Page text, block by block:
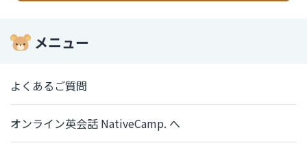
メニュー
よくあるご質問
オンライン英会話 NativeCamp. へ